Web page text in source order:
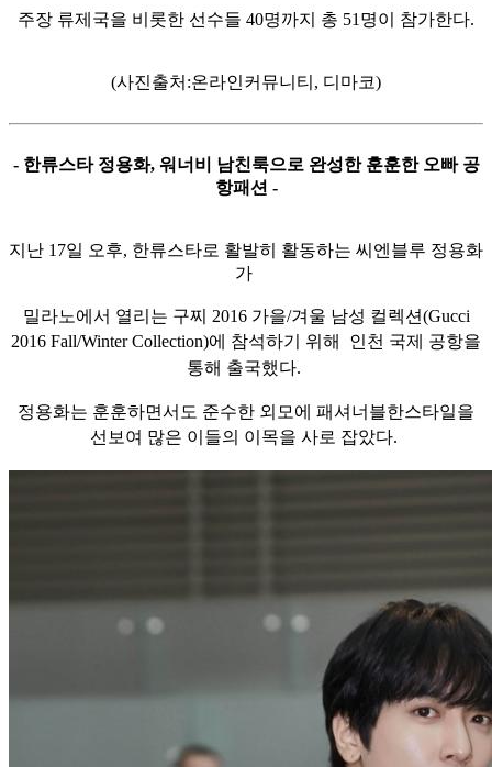
주장 류제국을 비롯한 선수들 40명까지 총 51명이 참가한다.
(사진출처:온라인커뮤니티, 디마코)
- 한류스타 정용화, 워너비 남친룩으로 완성한 훈훈한 오빠 공
항패션 -
지난 17일 오후, 한류스타로 활발히 활동하는 씨엔블루 정용화
가
밀라노에서 열리는 구찌 2016 가을/겨울 남성 컬렉션(Gucci
2016 Fall/Winter Collection)에 참석하기 위해 인천 국제 공항을
통해 출국했다.
정용화는 훈훈하면서도 준수한 외모에 패셔너블한스타일을
선보여 많은 이들의 이목을 사로 잡았다.